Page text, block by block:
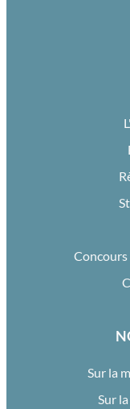
Concours
Sur la
Sur